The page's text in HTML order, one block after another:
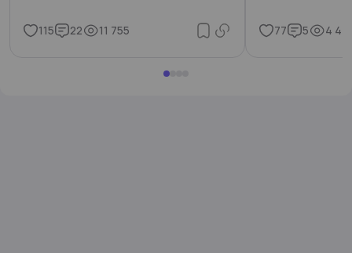
115 22 11 755 77 5 4